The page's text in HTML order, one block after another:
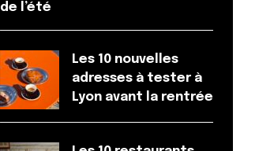
de l’été
Les 10 nouvelles
adresses à tester à
Lyon avant la rentrée